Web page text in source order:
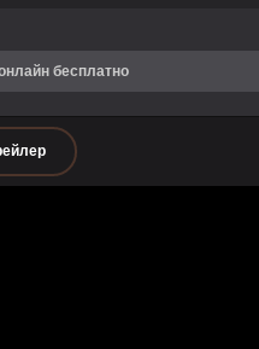
бесплатно